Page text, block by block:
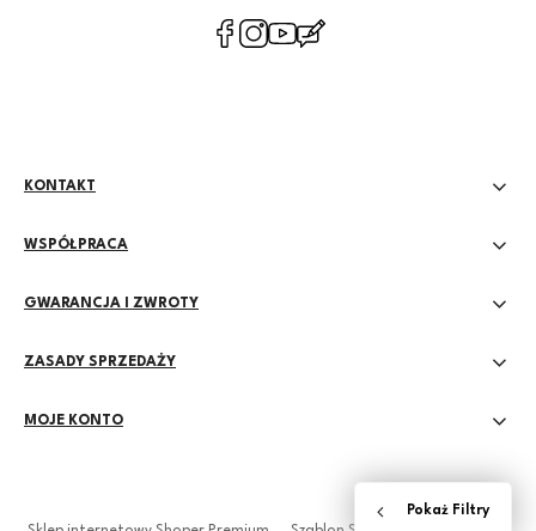
KONTAKT
WSPÓŁPRACA
GWARANCJA I ZWROTY
ZASADY SPRZEDAŻY
MOJE KONTO